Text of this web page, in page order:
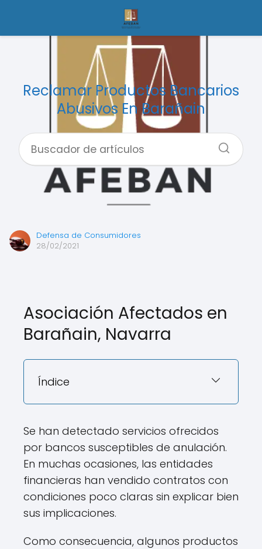
Reclamar Productos Bancarios
Abusivos En Barañain
Defensa de Consumidores
28/02/2021
Asociación Afectados en
Barañain, Navarra
Índice
Se han detectado servicios ofrecidos
por bancos susceptibles de anulación.
En muchas ocasiones, las entidades
financieras han vendido contratos con
condiciones poco claras sin explicar bien
sus implicaciones.
Como consecuencia, algunos productos